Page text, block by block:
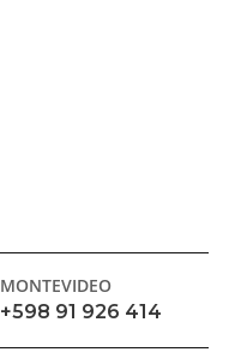
MONTEVIDEO
+598 91 926 414